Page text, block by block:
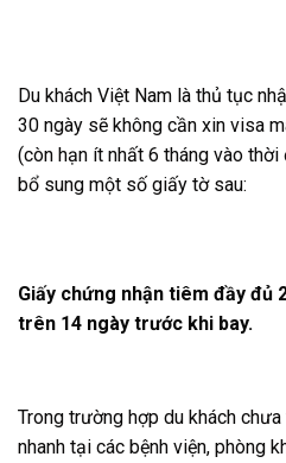
Du khách Việt Nam là thủ tục
30 ngày sẽ không cần xin visa
(còn hạn ít nhất 6 tháng vào
bổ sung một số giấy tờ sau:
Giấy chứng nhận tiêm đầy đủ
trên 14 ngày trước khi bay.
Trong trường hợp du khách
nhanh tại các bệnh viện, phòng